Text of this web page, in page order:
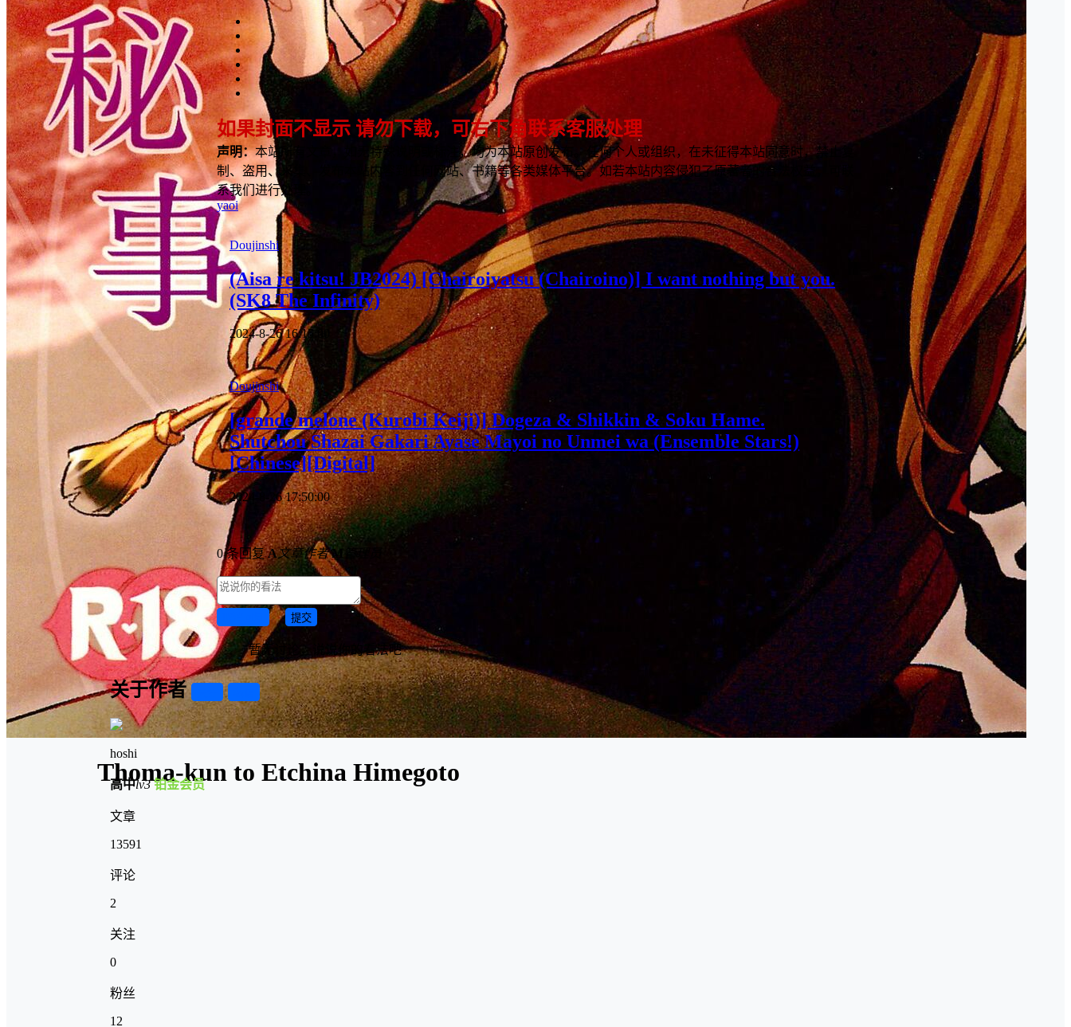
Thoma-kun to Etchina Himegoto
如果封面不显示 请勿下载，可右下角联系客服处理
声明：本站所有文章，如无特殊说明或标注，均为本站原创发布。任何个人或组织，在未征得本站同意时，禁止复
制、盗用、采集、发布本站内容到任何网站、书籍等各类媒体平台。如若本站内容侵犯了原著者的合法权益，可联
系我们进行处理。
yaoi
Doujinshi
(Aisa re kitsu! JB2024) [Chairoiyatsu (Chairoino)] I want nothing but you.
(SK8 The Infinity)
2024-8-26 16:15:00
Doujinshi
[grande melone (Kurobi Keiji)] Dogeza & Shikkin & Soku Hame.
Shutchou Shazai Gakari Ayase Mayoi no Unmei wa (Ensemble Stars!)
[Chinese][Digital]
2024-8-26 17:50:00
0 条回复A文章作者 M
提交
暂无讨论，说说你的看法吧
关于作者
hoshi
高中lv3 铂金会员
文章
13591
评论
2
关注
0
粉丝
12